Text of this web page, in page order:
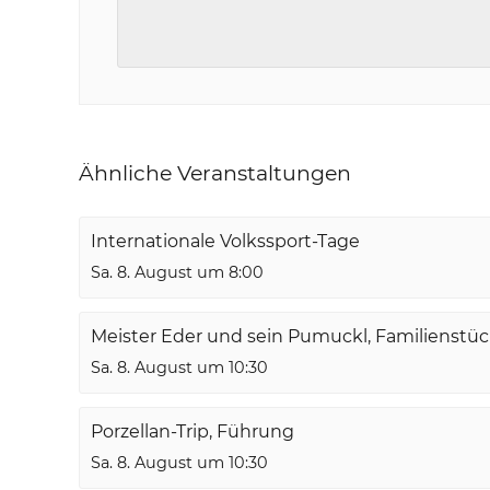
Ähnliche Veranstaltungen
Internationale Volkssport-Tage
Sa. 8. August um 8:00
Meister Eder und sein Pumuckl,
Sa. 8. August um 10:30
Porzellan-Trip, Führung
Sa. 8. August um 10:30